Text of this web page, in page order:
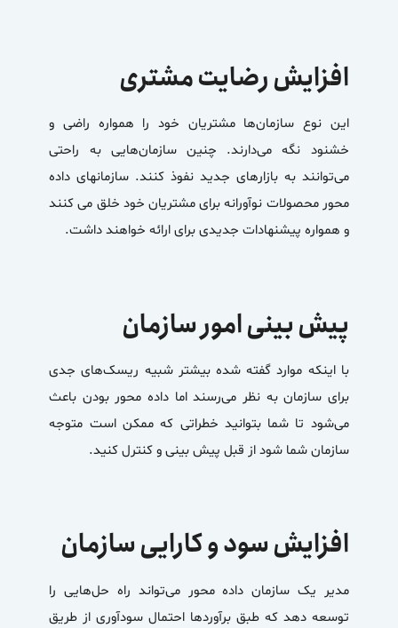
افزایش رضایت مشتری
این نوع سازمان‌ها مشتریان خود را همواره راضی و
خشنود نگه می‌دارند. چنین سازمان‌هایی به راحتی
می‌توانند به بازارهای جدید نفوذ کنند. سازمانهای داده
محورمحصولات نوآورانه برای مشتریان خود خلق می کنند
و همواره پیشنهادات جدیدی برای ارائه خواهند داشت.
پیش بینی امور سازمان
با اینکه موارد گفته شده بیشتر شبیه ریسک‌های جدی
برای سازمان به نظر می‌رسند اما داده محور بودن باعث
می‌شود تا شما بتوانید خطراتی که ممکن است متوجه
سازمان شما شود از قبل پیش بینی و کنترل کنید.
افزایش سود و کارایی سازمان
مدیر یک سازمان داده محور می‌تواند راه حل‌هایی را
توسعه دهد که طبق برآورد‌ها احتمال سودآوری از طریق